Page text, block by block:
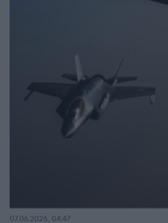
07.06.2026, 04:47